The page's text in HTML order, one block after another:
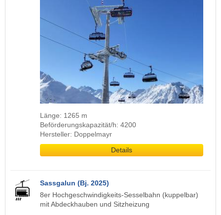
Länge: 1265 m
Beförderungskapazität/h: 4200
Hersteller: Doppelmayr
Details
Sassgalun (Bj. 2025)
8er Hochgeschwindigkeits-Sesselbahn (kuppelbar)
mit Abdeckhauben und Sitzheizung